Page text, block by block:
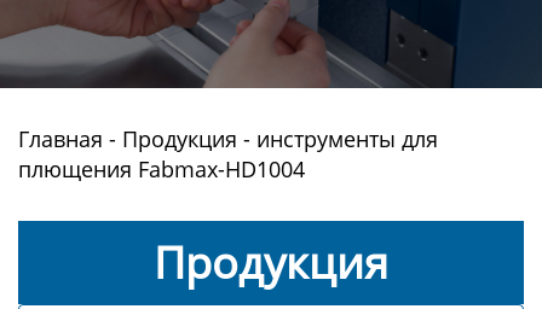
Главная - Продукция - инструменты для
плющения Fabmax-HD1004
Продукция